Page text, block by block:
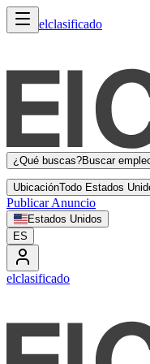
elclasificado
¿Qué buscas?Buscar
UbicaciónTodo Estados
Publicar Anuncio
Estados Unidos
ES
elclasificado